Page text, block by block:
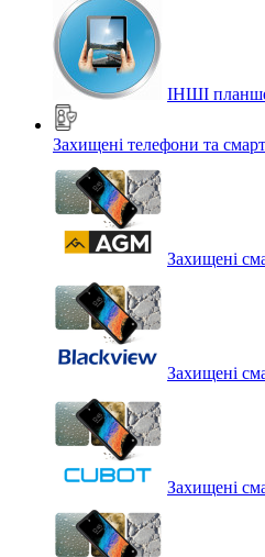
ІНШІ
Захищені телефони та
Захищені
Захищені
Захищені